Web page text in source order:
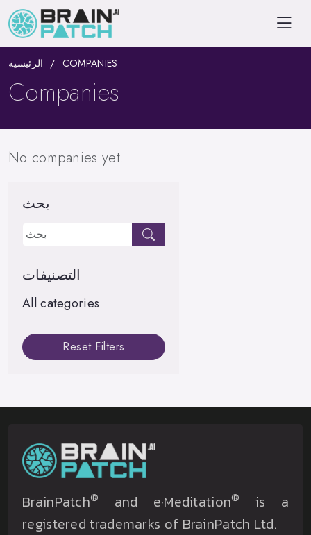
الرئيسية COMPANIES
Companies
No companies yet.
بحث
التصنيفات
All categories
Reset Filters
BrainPatch® and e·Meditation®
is a
registered trademarks of BrainPatch Ltd.